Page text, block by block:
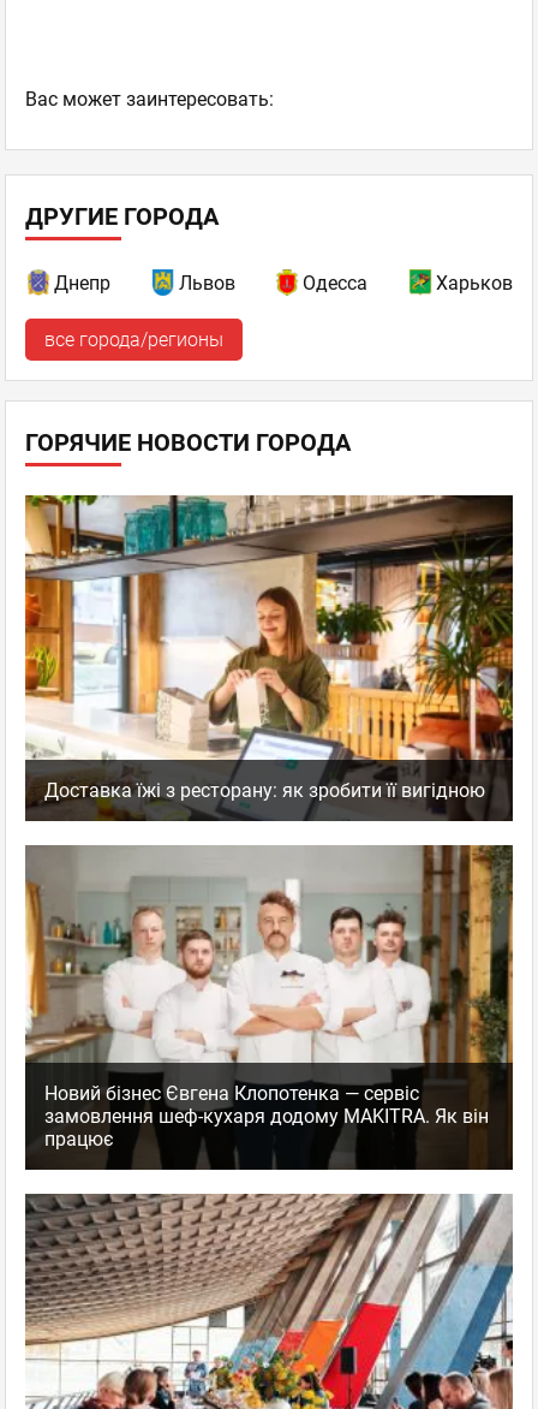
Ваc может заинтересовать:
ДРУГИЕ ГОРОДА
Днепр Львов Одесса Харьков
все города/регионы
ГОРЯЧИЕ НОВОСТИ ГОРОДА
Доставка їжі з ресторану: як зробити її вигідною
Новий бізнес Євгена Клопотенка — сервіс
замовлення шеф-кухаря додому MAKITRA. Як він
працює